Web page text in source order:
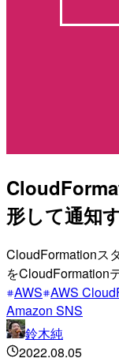
形して通知
CloudFormationス
をCloudFormation
AWS AWS
Amazon SNS
鈴木純
2022.08.05